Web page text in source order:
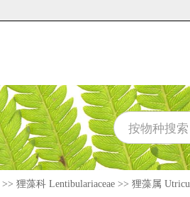
>> 狸藻科 Lentibulariaceae >> 狸藻属